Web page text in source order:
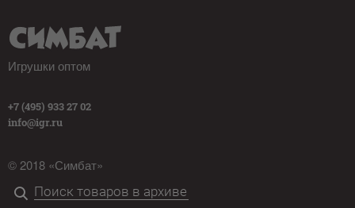
Игрушки оптом
+7 (495) 933 27 02
info@igr.ru
© 2018 «Симбат»